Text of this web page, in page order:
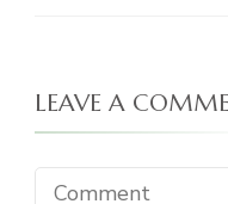
LEAVE A